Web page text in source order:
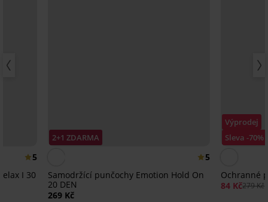
5
I 30
2+1 ZDARMA
5
Samodržící punčochy Emotion Hold On
20 DEN
269 Kč
Výprodej
Sleva -70%
Ochranné
84 Kč279 Kč